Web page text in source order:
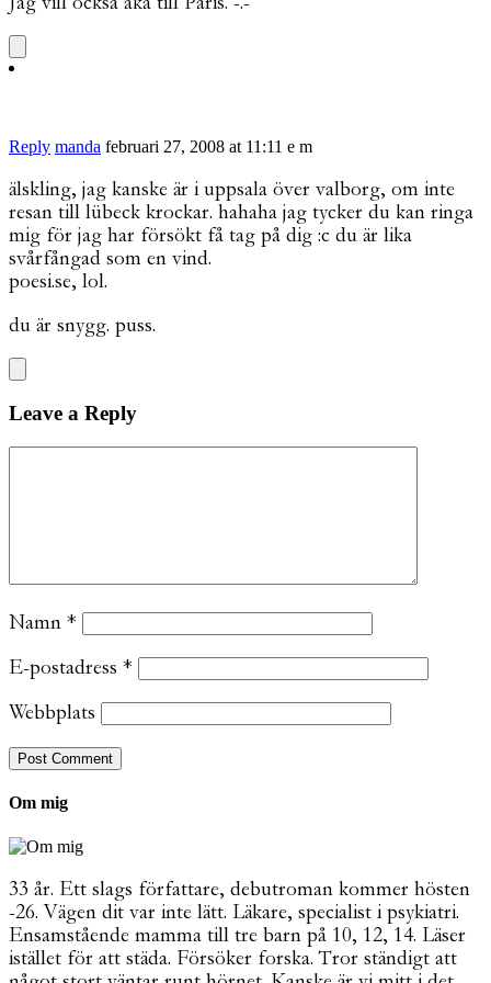
Reply manda februari 27, 2008 at 11:11 e m
älskling, jag kanske är i uppsala över valborg, om inte
resan till lübeck krockar. hahaha jag tycker du kan ringa
mig för jag har försökt få tag på dig :c du är lika
svårfångad som en vind.
poesi.se, lol.
du är snygg. puss.
Leave a Reply
Namn *
E-postadress *
Webbplats
Om mig
33 år. Ett slags författare, debutroman kommer hösten
-26. Vägen dit var inte lätt. Läkare, specialist i psykiatri.
Ensamstående mamma till tre barn på 10, 12, 14. Läser
istället för att städa. Försöker forska. Tror ständigt att